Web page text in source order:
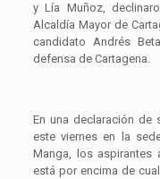
y Lía Muñoz,
Alcaldía Mayor de
candidato Andrés
defensa de Cartagena.
En una declaración
este viernes en la
Manga, los aspirantes
está por encima de